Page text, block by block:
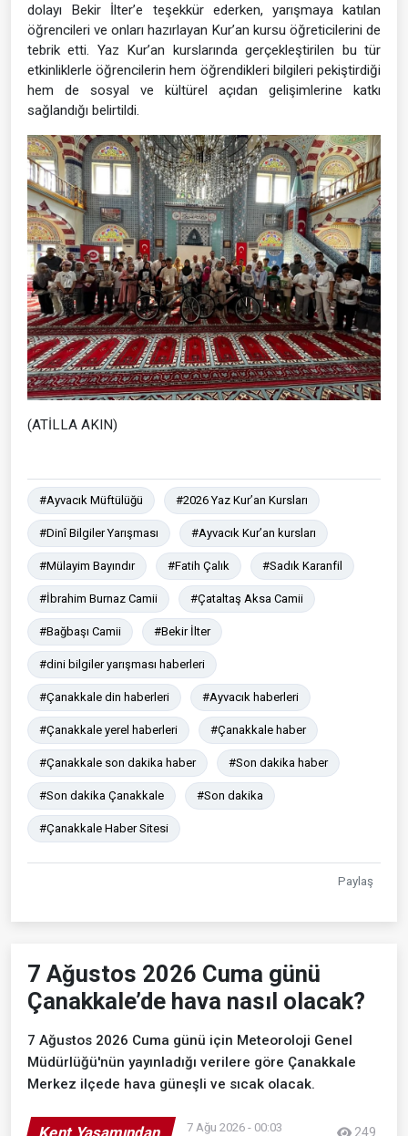
dolayı Bekir İlter’e teşekkür ederken, yarışmaya katılan
öğrencileri ve onları hazırlayan Kur’an kursu öğreticilerini de
tebrik etti. Yaz Kur’an kurslarında gerçekleştirilen bu tür
etkinliklerle öğrencilerin hem öğrendikleri bilgileri pekiştirdiği
hem de sosyal ve kültürel açıdan gelişimlerine katkı
sağlandığı belirtildi.
(ATİLLA AKIN)
#Ayvacık Müftülüğü #2026 Yaz Kur’an Kursları
#Dinî Bilgiler Yarışması #Ayvacık Kur’an kursları
#Mülayim Bayındır #Fatih Çalık #Sadık Karanfil
#İbrahim Burnaz Camii #Çataltaş Aksa Camii
#Bağbaşı Camii #Bekir İlter
#dini bilgiler yarışması haberleri
#Çanakkale din haberleri #Ayvacık haberleri
#Çanakkale yerel haberleri #Çanakkale haber
#Çanakkale son dakika haber #Son dakika haber
#Son dakika Çanakkale #Son dakika
#Çanakkale Haber Sitesi
Paylaş
7 Ağustos 2026 Cuma günü
Çanakkale’de hava nasıl olacak?
7 Ağustos 2026 Cuma günü için Meteoroloji Genel
Müdürlüğü'nün yayınladığı verilere göre Çanakkale
Merkez ilçede hava güneşli ve sıcak olacak.
Kent Yaşamından 7 Ağu 2026 - 00:03 249